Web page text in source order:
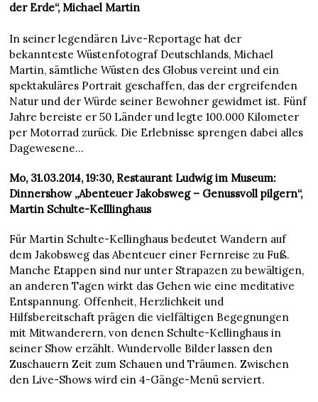
der Erde“, Michael Martin
In seiner legendären Live-Reportage hat der
bekannteste Wüstenfotograf Deutschlands, Michael
Martin, sämtliche Wüsten des Globus vereint und ein
spektakuläres Portrait geschaffen, das der ergreifenden
Natur und der Würde seiner Bewohner gewidmet ist. Fünf
Jahre bereiste er 50 Länder und legte 100.000 Kilometer
per Motorrad zurück. Die Erlebnisse sprengen dabei alles
Dagewesene…
Mo, 31.03.2014, 19:30, Restaurant Ludwig im Museum:
Dinnershow „Abenteuer Jakobsweg – Genussvoll pilgern“,
Martin Schulte-Kelllinghaus
Für Martin Schulte-Kellinghaus bedeutet Wandern auf
dem Jakobsweg das Abenteuer einer Fernreise zu Fuß.
Manche Etappen sind nur unter Strapazen zu bewältigen,
an anderen Tagen wirkt das Gehen wie eine meditative
Entspannung. Offenheit, Herzlichkeit und
Hilfsbereitschaft prägen die vielfältigen Begegnungen
mit Mitwanderern, von denen Schulte-Kellinghaus in
seiner Show erzählt. Wundervolle Bilder lassen den
Zuschauern Zeit zum Schauen und Träumen. Zwischen
den Live-Shows wird ein 4-Gänge-Menü serviert.